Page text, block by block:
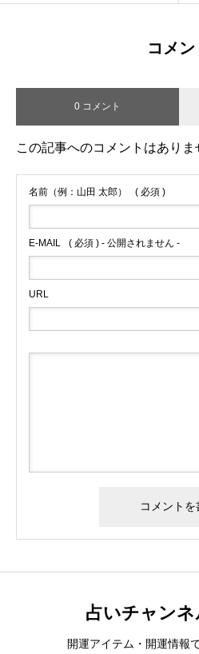
コメン
0 コメント
この記事へのコメントはありま
名前（例：山田 太郎） ( 必須 )
E-MAIL ( 必須 ) - 公開されません -
URL
占いチャン
開運アイテム・開運情報
誕生日ランキング 金運神社